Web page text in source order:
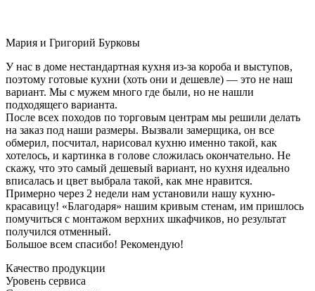
Мария и Григорий Бурковы
У нас в доме нестандартная кухня из-за короба и выступов,
поэтому готовые кухни (хоть они и дешевле) — это не наш
вариант. Мы с мужем много где были, но не нашли
подходящего варианта.
После всех походов по торговым центрам мы решили делать
на заказ под наши размеры. Вызвали замерщика, он все
обмерил, посчитал, нарисовал кухню именно такой, как
хотелось, и картинка в голове сложилась окончательно. Не
скажу, что это самый дешевый вариант, но кухня идеально
вписалась и цвет выбрала такой, как мне нравится.
Примерно через 2 недели нам установили нашу кухню-
красавицу! «Благодаря» нашим кривым стенам, им пришлось
помучиться с монтажом верхних шкафчиков, но результат
получился отменный.
Большое всем спасибо! Рекомендую!
Качество продукции
Уровень сервиса